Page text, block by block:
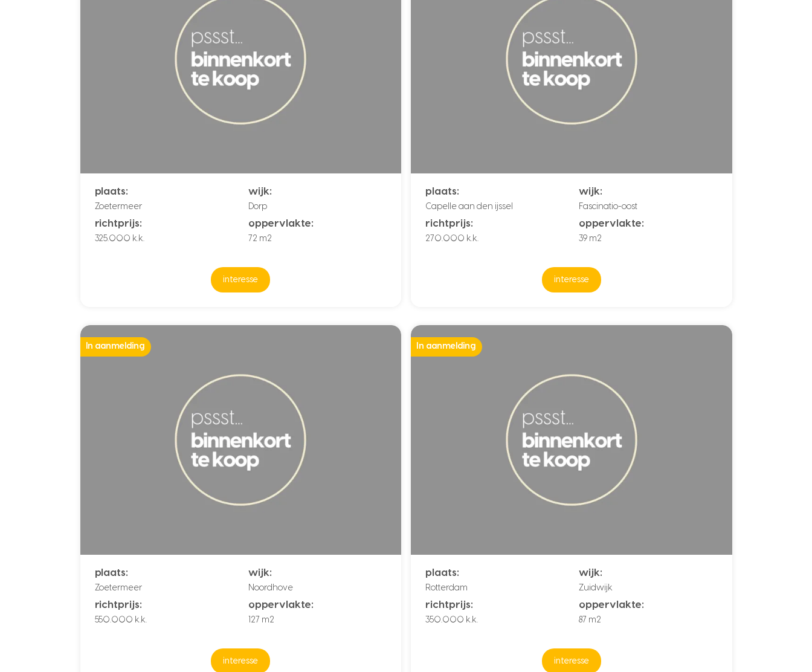
plaats:
Zoetermeer
wijk:
Dorp
richtprijs:
325.000 k.k.
oppervlakte:
72 m2
interesse
plaats:
Capelle aan den ijssel
wijk:
Fascinatio-oost
richtprijs:
270.000 k.k.
oppervlakte:
39 m2
interesse
In aanmelding
plaats:
Zoetermeer
wijk:
Noordhove
richtprijs:
550.000 k.k.
oppervlakte:
127 m2
interesse
In aanmelding
plaats:
Rotterdam
wijk:
Zuidwijk
richtprijs:
350.000 k.k.
oppervlakte:
87 m2
interesse